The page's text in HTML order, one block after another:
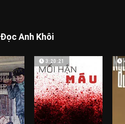
Anh Khôi
3:20:21